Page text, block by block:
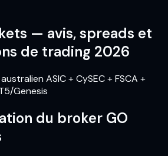
— avis, spreads et
de trading 2026
ASIC + CySEC + FSCA +
Genesis
du broker GO